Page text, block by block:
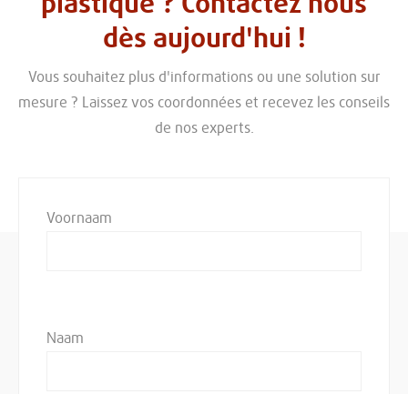
dès aujourd'hui !
Vous souhaitez plus d'informations ou une solution sur
mesure ? Laissez vos coordonnées et recevez les conseils
de nos experts.
Voornaam
Naam